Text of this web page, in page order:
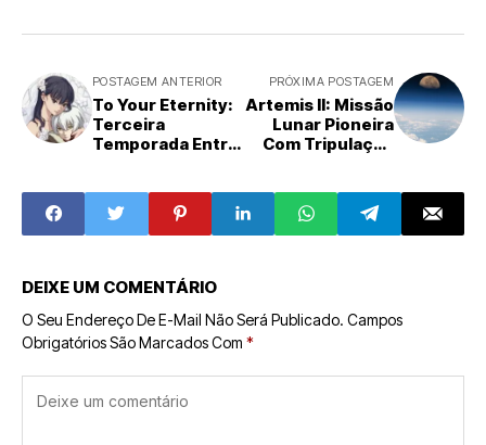
POSTAGEM ANTERIOR
To Your Eternity:
Terceira
Temporada Entra
World' com Novo
Vídeo e Visual
Promocional
PRÓXIMA POSTAGEM
Artemis II: Missão
Lunar Pioneira
Com Tripulação
DEIXE UM COMENTÁRIO
O Seu Endereço De E-Mail Não Será Publicado. Campos
Obrigatórios São Marcados Com *